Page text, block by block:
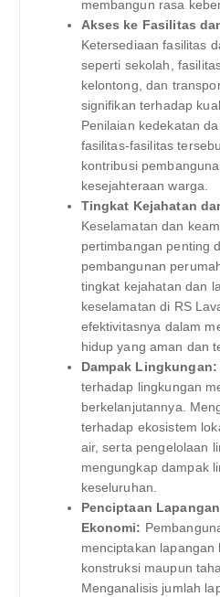
membangun rasa
Akses ke Fasilitas
Ketersediaan fasilitas
seperti sekolah,
kelontong, dan
signifikan terhadap
Penilaian kedekatan
fasilitas-fasilitas
kontribusi
kesejahteraan warga.
Tingkat Kejahatan
Keselamatan dan
pertimbangan penting
pembangunan
tingkat kejahatan dan
keselamatan di RS
efektivitasnya dalam
hidup yang aman dan
Dampak Lingkungan:
terhadap lingkungan
berkelanjutannya.
terhadap ekosistem
air, serta pengelolaan
mengungkap dampak
keseluruhan.
Penciptaan
Ekonomi:
menciptakan
konstruksi maupun
Menganalisis jumlah